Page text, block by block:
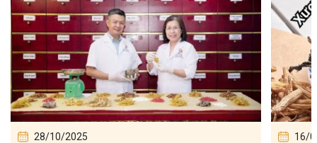
28/10/2025 16/